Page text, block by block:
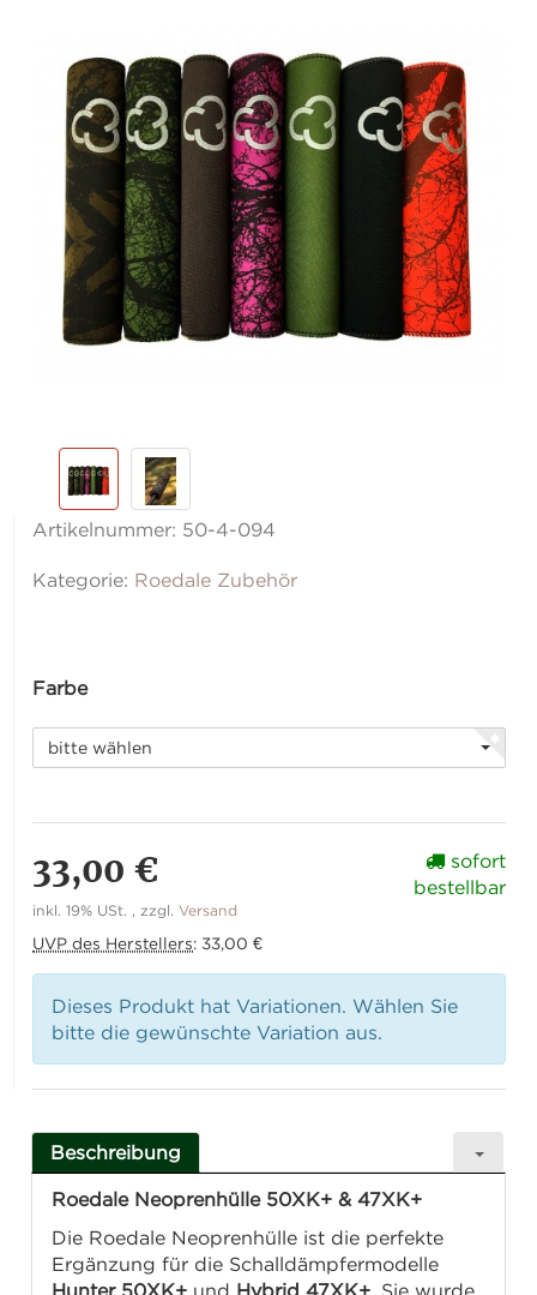
Artikelnummer: 50-4-094
Kategorie: Roedale Zubehör
Farbe
bitte wählen
33,00 €
inkl. 19% USt. , zzgl.Versand
UVP des Herstellers: 33,00 €
sofort
bestellbar
Dieses Produkt hat Variationen. Wählen Sie
bitte die gewünschte Variation aus.
Beschreibung
Roedale Neoprenhülle 50XK+ & 47XK+
Die Roedale Neoprenhülle ist die perfekte
Ergänzung für die Schalldämpfermodelle
Hunter 50XK+ und Hybrid 47XK+ . Sie wurde